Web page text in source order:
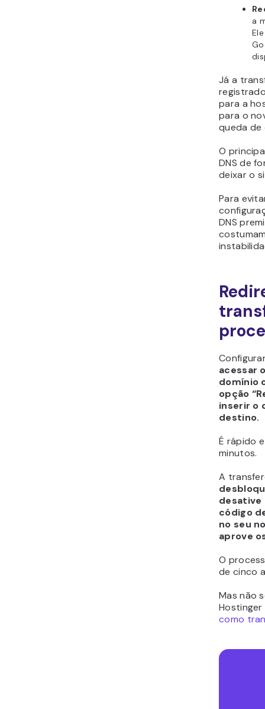
a
Já a
para a
para o
queda de
O
DNS de
deixar o
Para
DNS
acessar
domínio
opção
inserir o
destino.
É rápido
minutos.
A
desative
código
no seu
aprove
O
de cinco
Mas não
como